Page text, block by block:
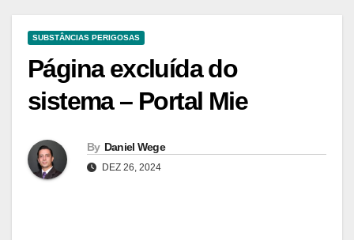
SUBSTÂNCIAS PERIGOSAS
Página excluída do
sistema – Portal Mie
By Daniel Wege
DEZ 26, 2024